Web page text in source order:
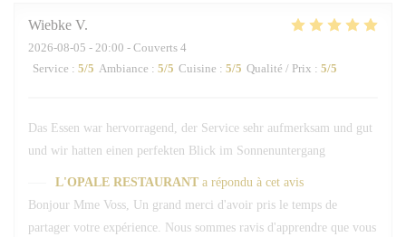
Wiebke V
2026-08-05 - 20:00 - Couverts 4
Service : 5/5 Ambiance : 5/5 Cuisine : 5/5 Qualité / Prix : 5/5
Das Essen war hervorragend, der Service sehr aufmerksam und gut
und wir hatten einen perfekten Blick im Sonnenuntergang
L'OPALE RESTAURANT a répondu à cet avis
Bonjour Mme Voss, Un grand merci d'avoir pris le temps de
partager votre expérience. Nous sommes ravis d'apprendre que vous